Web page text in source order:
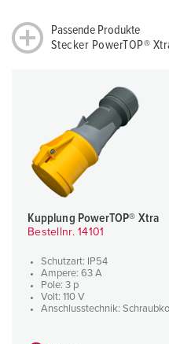
Passende Produkte
Stecker PowerTOP®
Kupplung PowerTOP® Xtra
Bestellnr. 14101
Schutzart: IP54
Ampere: 63 A
Pole: 3 p
Volt: 110 V
Anschlusstechnik: